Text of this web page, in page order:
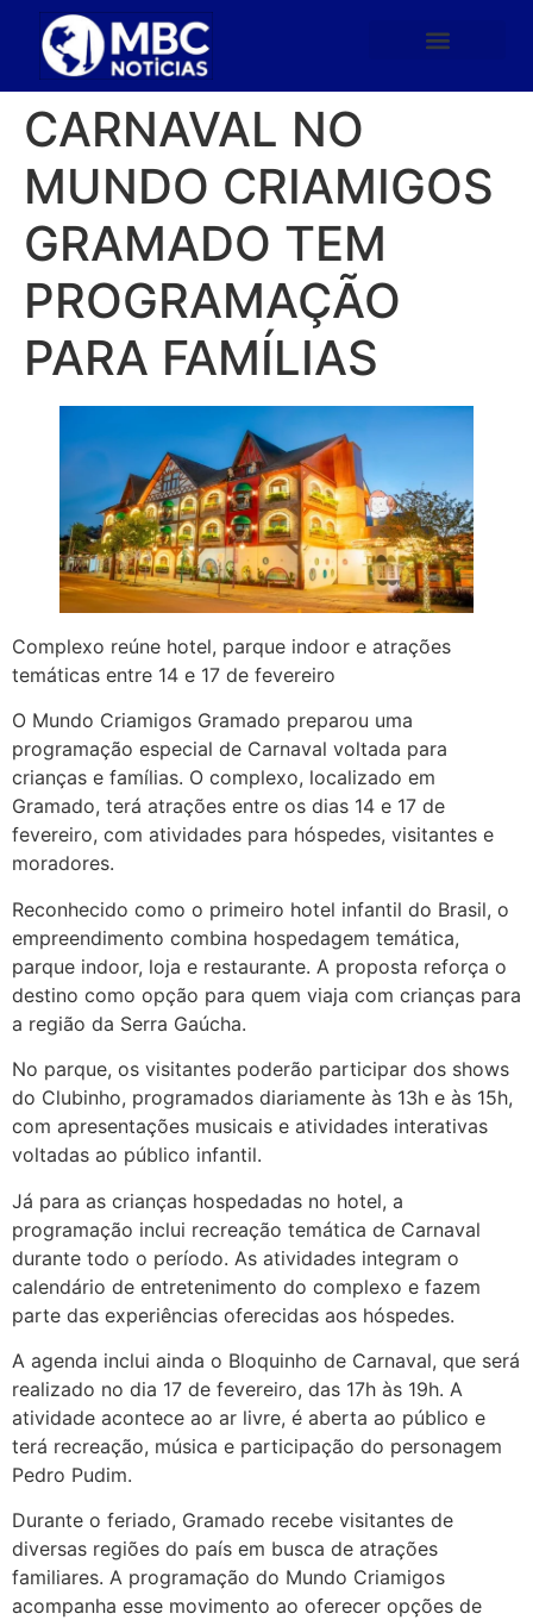
CARNAVAL NO
MUNDO CRIAMIGOS
GRAMADO TEM
PROGRAMAÇÃO
PARA FAMÍLIAS
Complexo reúne hotel, parque indoor e atrações
temáticas entre 14 e 17 de fevereiro
O Mundo Criamigos Gramado preparou uma
programação especial de Carnaval voltada para
crianças e famílias. O complexo, localizado em
Gramado, terá atrações entre os dias 14 e 17 de
fevereiro, com atividades para hóspedes, visitantes e
moradores.
Reconhecido como o primeiro hotel infantil do Brasil, o
empreendimento combina hospedagem temática,
parque indoor, loja e restaurante. A proposta reforça o
destino como opção para quem viaja com crianças para
a região da Serra Gaúcha.
No parque, os visitantes poderão participar dos shows
do Clubinho, programados diariamente às 13h e às 15h,
com apresentações musicais e atividades interativas
voltadas ao público infantil.
Já para as crianças hospedadas no hotel, a
programação inclui recreação temática de Carnaval
durante todo o período. As atividades integram o
calendário de entretenimento do complexo e fazem
parte das experiências oferecidas aos hóspedes.
A agenda inclui ainda o Bloquinho de Carnaval, que será
realizado no dia 17 de fevereiro, das 17h às 19h. A
atividade acontece ao ar livre, é aberta ao público e
terá recreação, música e participação do personagem
Pedro Pudim.
Durante o feriado, Gramado recebe visitantes de
diversas regiões do país em busca de atrações
familiares. A programação do Mundo Criamigos
acompanha esse movimento ao oferecer opções de